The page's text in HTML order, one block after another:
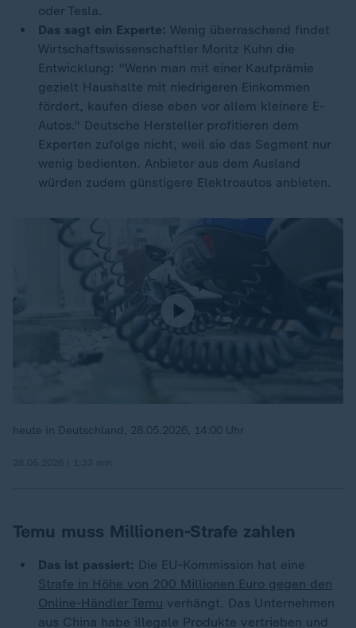
oder Tesla.
Das sagt ein Experte: Wenig überraschend findet
Wirtschaftswissenschaftler Moritz Kuhn die
Entwicklung: "Wenn man mit einer Kaufprämie
gezielt Haushalte mit niedrigeren Einkommen
fördert, kaufen diese eben vor allem kleinere E-
Autos." Deutsche Hersteller profitieren dem
Experten zufolge nicht, weil sie das Segment nur
wenig bedienten. Anbieter aus dem Ausland
würden zudem günstigere Elektroautos anbieten.
heute in Deutschland, 28.05.2026, 14:00 Uhr
Temu muss Millionen-Strafe zahlen
Das ist passiert: Die EU-Kommission hat eine
Strafe in Höhe von 200 Millionen Euro gegen den
Online-Händler Temu verhängt. Das Unternehmen
aus China habe illegale Produkte vertrieben und